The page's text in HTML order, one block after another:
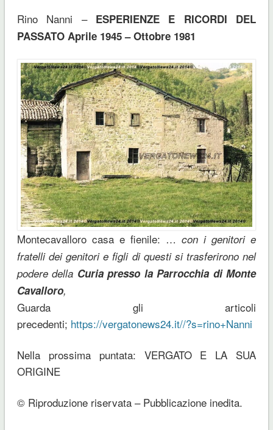
Rino Nanni – ESPERIENZE E RICORDI DEL
PASSATO Aprile 1945 – Ottobre 1981
Montecavalloro casa e fienile: …con i genitori e
fratelli dei genitori e figli di questi si trasferirono nel
podere della Curia presso la Parrocchia di Monte
Cavalloro,
Guarda gli articoli
precedenti; https://vergatonews24.it//?s=rino+Nanni
Nella prossima puntata: VERGATO E LA SUA
ORIGINE
© Riproduzione riservata – Pubblicazione inedita.